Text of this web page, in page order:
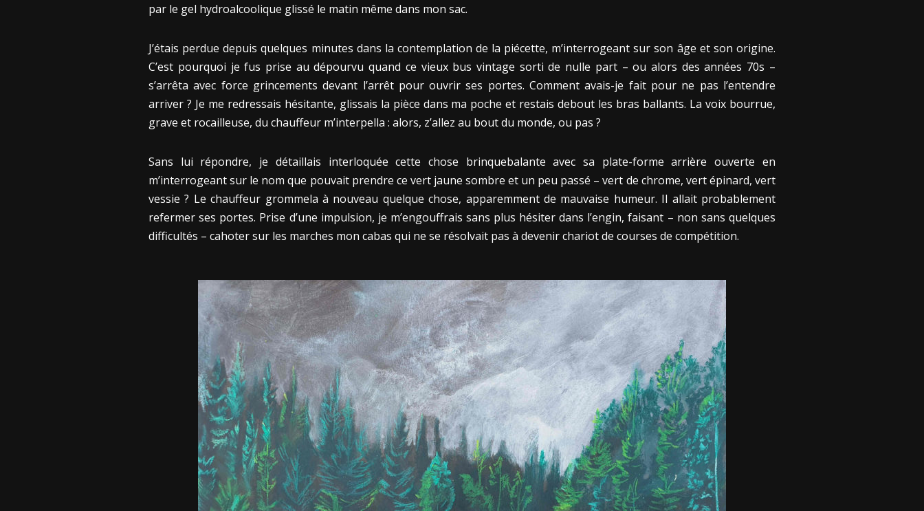
par le gel hydroalcoolique glissé le matin même dans mon sac.
J’étais perdue depuis quelques minutes dans la contemplation de la piécette, m’interrogeant sur son âge et son origine.
C’est pourquoi je fus prise au dépourvu quand ce vieux bus vintage sorti de nulle part – ou alors des années 70s –
s’arrêta avec force grincements devant l’arrêt pour ouvrir ses portes. Comment avais-je fait pour ne pas l’entendre
arriver ? Je me redressais hésitante, glissais la pièce dans ma poche et restais debout les bras ballants. La voix bourrue,
grave et rocailleuse, du chauffeur m’interpella : alors, z’allez au bout du monde, ou pas ?
Sans lui répondre, je détaillais interloquée cette chose brinquebalante avec sa plate-forme arrière ouverte en
m’interrogeant sur le nom que pouvait prendre ce vert jaune sombre et un peu passé – vert de chrome, vert épinard, vert
vessie ? Le chauffeur grommela à nouveau quelque chose, apparemment de mauvaise humeur. Il allait probablement
refermer ses portes. Prise d’une impulsion, je m’engouffrais sans plus hésiter dans l’engin, faisant – non sans quelques
difficultés – cahoter sur les marches mon cabas qui ne se résolvait pas à devenir chariot de courses de compétition.